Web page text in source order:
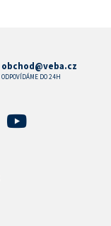
obchod@veba.cz
ODPOVÍDÁME DO 24H